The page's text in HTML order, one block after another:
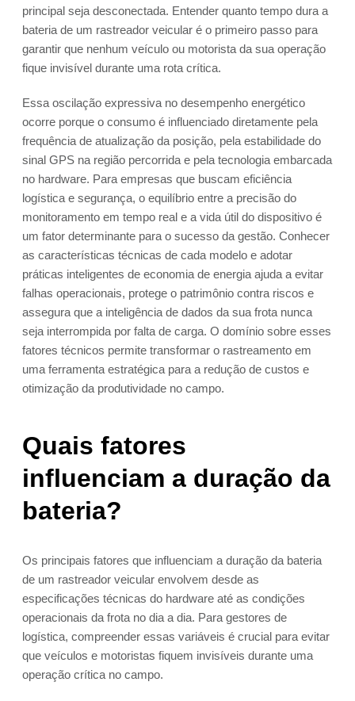
principal seja desconectada. Entender quanto tempo dura a
bateria de um rastreador veicular é o primeiro passo para
garantir que nenhum veículo ou motorista da sua operação
fique invisível durante uma rota crítica.
Essa oscilação expressiva no desempenho energético
ocorre porque o consumo é influenciado diretamente pela
frequência de atualização da posição, pela estabilidade do
sinal GPS na região percorrida e pela tecnologia embarcada
no hardware. Para empresas que buscam eficiência
logística e segurança, o equilíbrio entre a precisão do
monitoramento em tempo real e a vida útil do dispositivo é
um fator determinante para o sucesso da gestão. Conhecer
as características técnicas de cada modelo e adotar
práticas inteligentes de economia de energia ajuda a evitar
falhas operacionais, protege o patrimônio contra riscos e
assegura que a inteligência de dados da sua frota nunca
seja interrompida por falta de carga. O domínio sobre esses
fatores técnicos permite transformar o rastreamento em
uma ferramenta estratégica para a redução de custos e
otimização da produtividade no campo.
Quais fatores
influenciam a duração da
bateria?
Os principais fatores que influenciam a duração da bateria
de um rastreador veicular envolvem desde as
especificações técnicas do hardware até as condições
operacionais da frota no dia a dia. Para gestores de
logística, compreender essas variáveis é crucial para evitar
que veículos e motoristas fiquem invisíveis durante uma
operação crítica no campo.